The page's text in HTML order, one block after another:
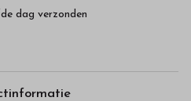
dag verzonden